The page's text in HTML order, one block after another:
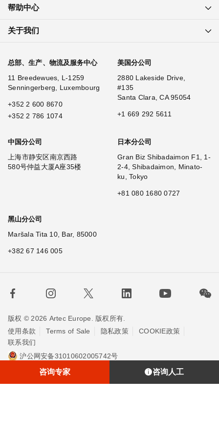
咨询人工
帮助中心
关于我们
总部、生产、物流及服务中心
11 Breedewues, L-1259
Senningerberg, Luxembourg
+352 2 600 8670
+352 2 786 1074
美国分公司
2880 Lakeside Drive,
#135
Santa Clara, CA 95054
+1 669 292 5611
中国分公司
上海市静安区南京西路
580号仲益大厦A座35楼
日本分公司
Gran Biz Shibadaimon F1, 1-
2-4, Shibadaimon, Minato-
ku, Tokyo
+81 080 1680 0727
黑山分公司
Maršala Tita 10, Bar, 85000
+382 67 146 005
版权 © 2026 Artec Europe. 版权所有.
使用条款
Terms of Sale 隐私政策
COOKIE政策
联系我们
沪公网安备31010602005742号
埃太科™（上海）贸易有限责任公司
沪ICP备20013748号-2
咨询专家